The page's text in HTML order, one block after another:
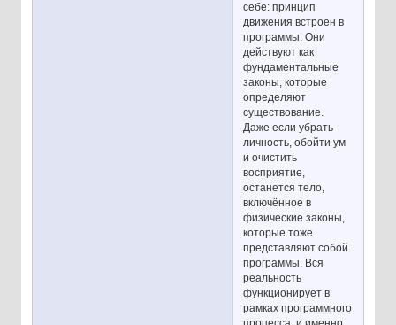
себе: принцип
движения встроен в
программы. Они
действуют как
фундаментальные
законы, которые
определяют
существование.
Даже если убрать
личность, обойти ум
и очистить
восприятие,
останется тело,
включённое в
физические законы,
которые тоже
представляют собой
программы. Вся
реальность
функционирует в
рамках программного